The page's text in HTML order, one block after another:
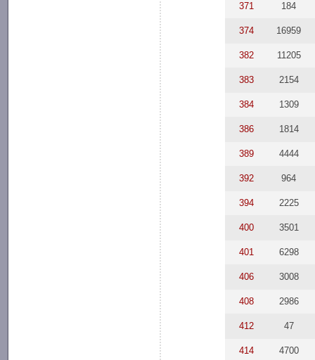
371 184
374 16959
382 11205
383 2154
384 1309
386 1814
389 4444
392 964
394 2225
400 3501
401 6298
406 3008
408 2986
412 47
414 4700